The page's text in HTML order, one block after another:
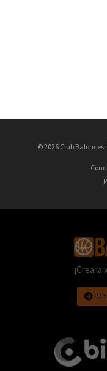
© 2026 Club
¡Crea